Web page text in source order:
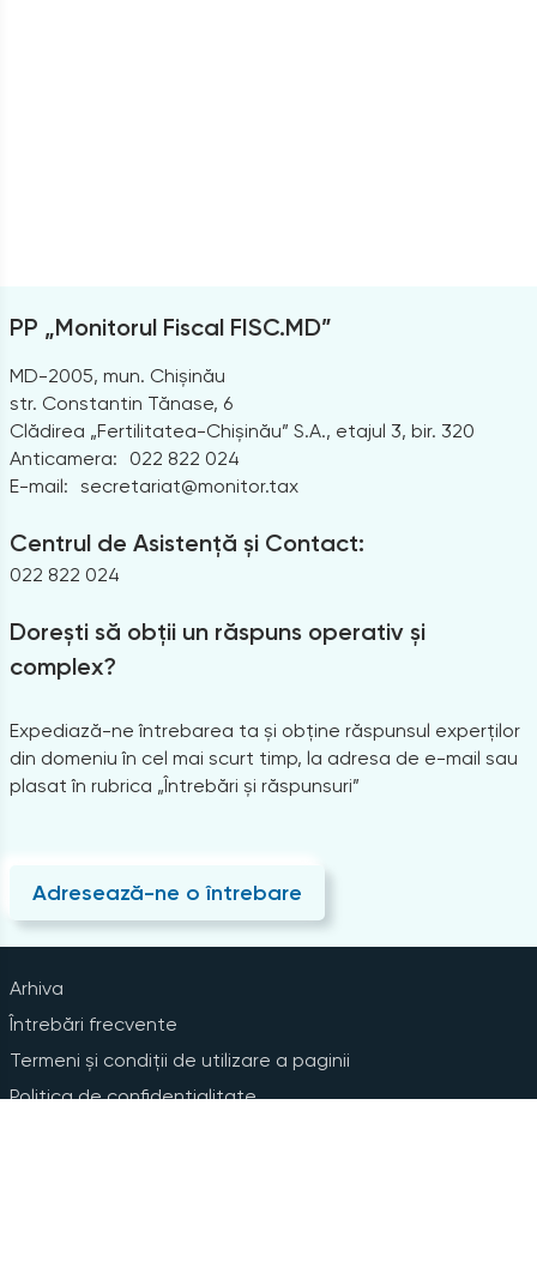
PP „Monitorul Fiscal FISC.MD”
MD-2005, mun. Chișinău
str. Constantin Tănase, 6
Clădirea „Fertilitatea-Chișinău” S.A., etajul 3, bir. 320
Anticamera:
022 822 024
E-mail: secretariat@monitor.tax
Centrul de Asistență și Contact:
022 822 024
Dorești să obții un răspuns operativ și
complex?
Expediază-ne întrebarea ta și obține răspunsul experților
din domeniu în cel mai scurt timp, la adresa de e-mail sau
plasat în rubrica „Întrebări și răspunsuri”
Adresează-ne o întrebare
Arhiva
Întrebări frecvente
Termeni și condiții de utilizare a paginii
Politica de confidențialitate